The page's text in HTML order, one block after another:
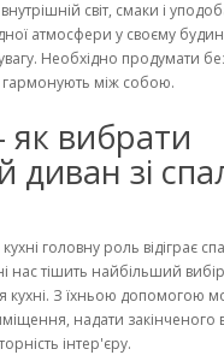
світ, смаки і
атмосфери у своєму
Необхідно продумати
гармонують між собою.
вибрати
диван зі
головну роль відіграє
нас тішить найбільший
кухні. З їхньою допомогою
надати закінченого
інтер'єру.